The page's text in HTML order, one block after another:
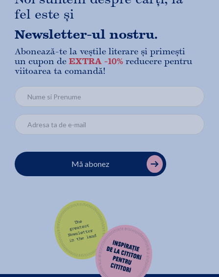
fel este și
Newsletter-ul nostru.
Abonează-te la veștile literare și primești
un cupon de EXTRA -10% reducere pentru
viitoarea ta comandă!
Mă abonez